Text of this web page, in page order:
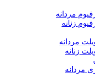
مردانه
زنانه
مردانه
زنانه
مردانه